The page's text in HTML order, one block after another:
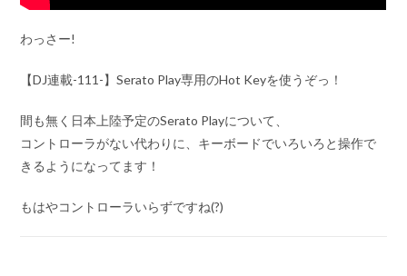
わっさー!
【DJ連載-111-】Serato Play専用のHot Keyを使うぞっ！
間も無く日本上陸予定のSerato Playについて、
コントローラがない代わりに、キーボードでいろいろと操作で
きるようになってます！
もはやコントローラいらずですね(?)